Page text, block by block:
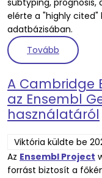
subtyping, prognosis,
elérte a "highly
adatbázisában.
Tovább (Új
A Cambridge
az Ensembl
használatáról
Viktória küldte be
Az Ensembl Project
forrást biztosít a